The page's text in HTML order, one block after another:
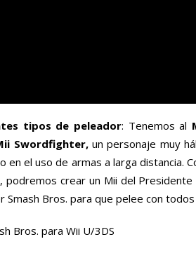
tipos de peleador: Tenemos al
Swordfighter,un personaje muy
en el uso de armas a larga distancia.
, podremos crear un Mii del
Bros. para que pelee con